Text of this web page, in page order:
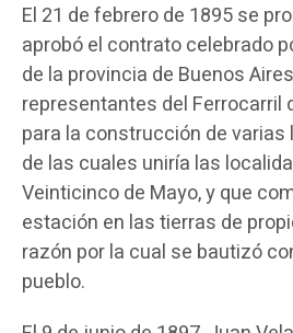
El 21 de febrero de 1895 se
aprobó el contrato celebrado
de la provincia de Buenos
representantes del Ferrocarril
para la construcción de varias
de las cuales uniría las
Veinticinco de Mayo, y que
estación en las tierras de
razón por la cual se bautizó
pueblo.